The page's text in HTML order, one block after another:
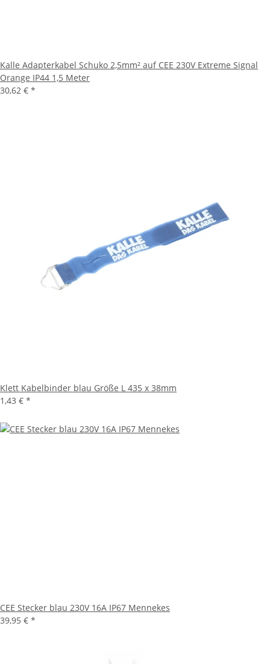
Kalle Adapterkabel Schuko 2,5mm² auf CEE 230V Extreme Signal
Orange IP44 1,5 Meter
30,62 € *
Klett Kabelbinder blau Größe L 435 x 38mm
1,43 € *
CEE Stecker blau 230V 16A IP67 Mennekes
39,95 € *